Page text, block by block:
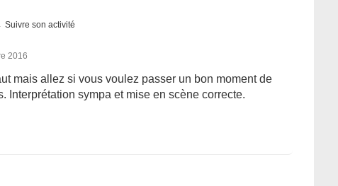
Suivre son activité
2016
mais allez si vous voulez passer un bon moment de
Interprétation sympa et mise en scène correcte.